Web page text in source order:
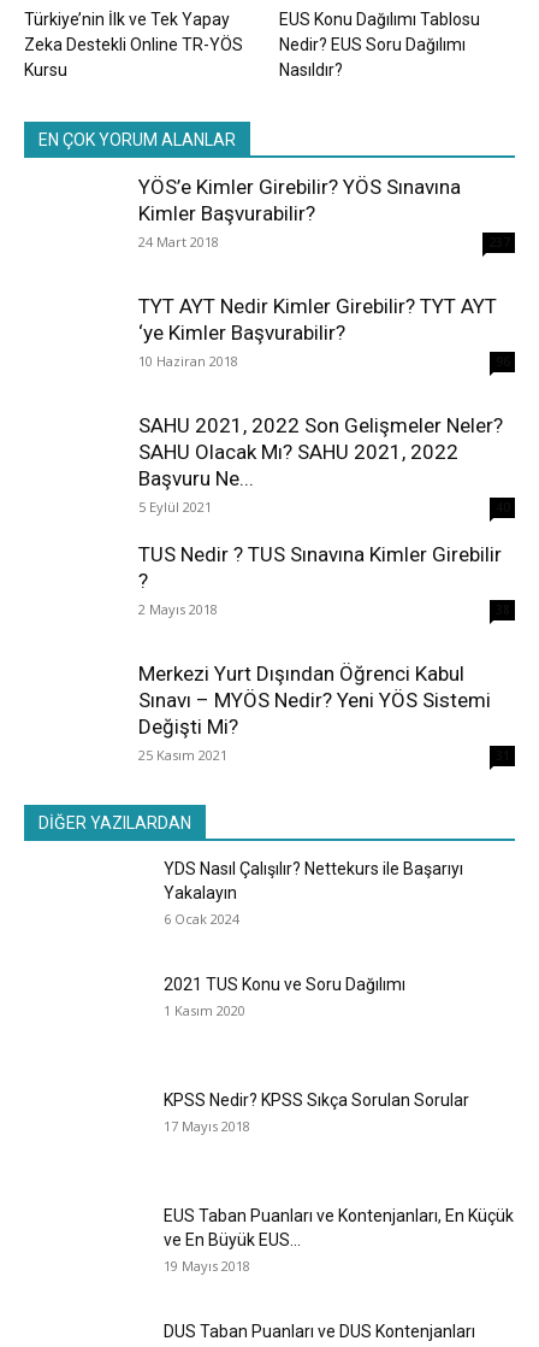
Türkiye’nin İlk ve Tek Yapay
Zeka Destekli Online TR-YÖS
Kursu
EUS Konu Dağılımı Tablosu
Nedir? EUS Soru Dağılımı
Nasıldır?
EN ÇOK YORUM ALANLAR
YÖS’e Kimler Girebilir? YÖS Sınavına
Kimler Başvurabilir?
24 Mart 2018
TYT AYT Nedir Kimler Girebilir? TYT AYT
‘ye Kimler Başvurabilir?
10 Haziran 2018
SAHU 2021, 2022 Son Gelişmeler Neler?
SAHU Olacak Mı? SAHU 2021, 2022
Başvuru Ne...
5 Eylül 2021
TUS Nedir ? TUS Sınavına Kimler Girebilir
?
2 Mayıs 2018
Merkezi Yurt Dışından Öğrenci Kabul
Sınavı – MYÖS Nedir? Yeni YÖS Sistemi
Değişti Mi?
25 Kasım 2021
DİĞER YAZILARDAN
YDS Nasıl Çalışılır? Nettekurs ile Başarıyı
Yakalayın
6 Ocak 2024
2021 TUS Konu ve Soru Dağılımı
1 Kasım 2020
KPSS Nedir? KPSS Sıkça Sorulan Sorular
17 Mayıs 2018
EUS Taban Puanları ve Kontenjanları, En Küçük
ve En Büyük EUS...
19 Mayıs 2018
DUS Taban Puanları ve DUS Kontenjanları